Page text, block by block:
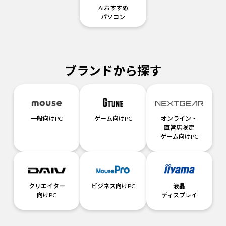
AIおすすめ
パソコン
ブランドから探す
一般向けPC ゲーム向けPC
オンライン・
直営店限定
ゲーム向けPC
クリエイター
向けPC
ビジネス向けPC
液晶
ディスプレイ